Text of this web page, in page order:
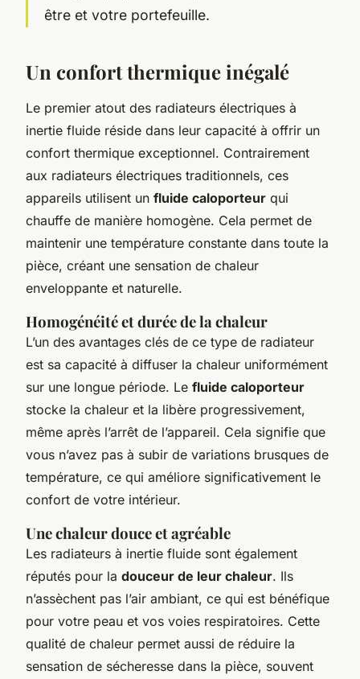
être et votre portefeuille.
Un confort thermique inégalé
Le premier atout des radiateurs électriques à
inertie fluide réside dans leur capacité à offrir un
confort thermique exceptionnel. Contrairement
aux radiateurs électriques traditionnels, ces
appareils utilisent un fluide caloporteur qui
chauffe de manière homogène. Cela permet de
maintenir une température constante dans toute la
pièce, créant une sensation de chaleur
enveloppante et naturelle.
Homogénéité et durée de la chaleur
L’un des avantages clés de ce type de radiateur
est sa capacité à diffuser la chaleur uniformément
sur une longue période. Le fluide caloporteur
stocke la chaleur et la libère progressivement,
même après l’arrêt de l’appareil. Cela signifie que
vous n’avez pas à subir de variations brusques de
température, ce qui améliore significativement le
confort de votre intérieur.
Une chaleur douce et agréable
Les radiateurs à inertie fluide sont également
réputés pour la douceur de leur chaleur. Ils
n’assèchent pas l’air ambiant, ce qui est bénéfique
pour votre peau et vos voies respiratoires. Cette
qualité de chaleur permet aussi de réduire la
sensation de sécheresse dans la pièce, souvent